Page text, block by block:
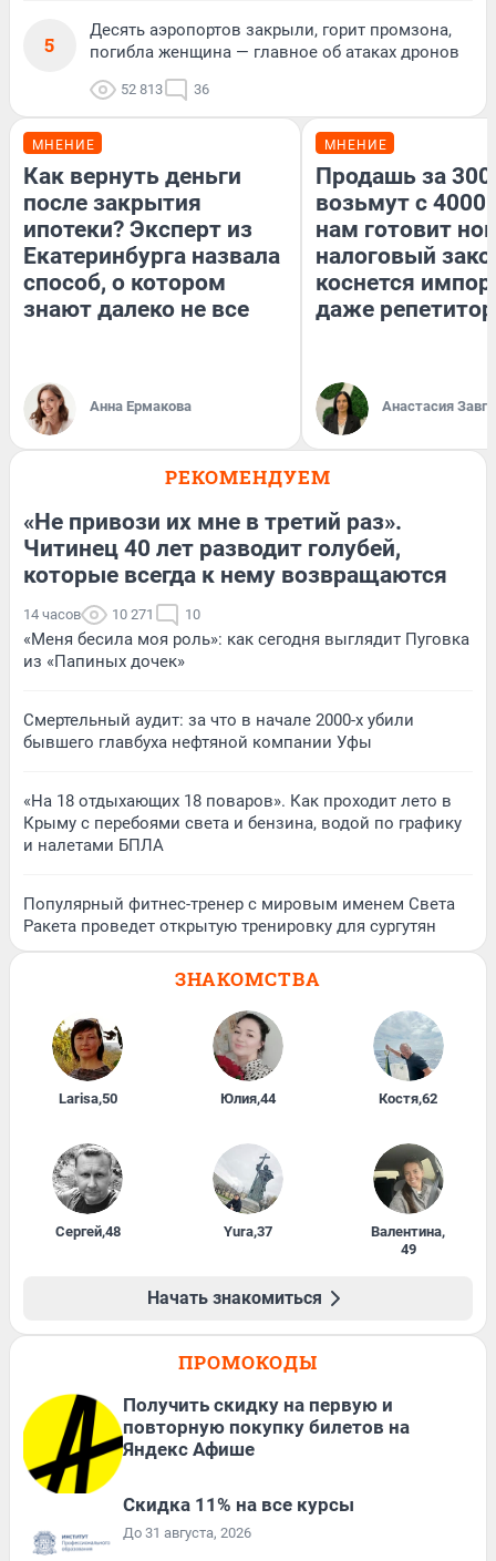
5
Десять аэропортов закрыли, горит промзона,
погибла женщина — главное об атаках дронов
52 813 36
МНЕНИЕ
Как вернуть деньги
после закрытия
ипотеки? Эксперт из
Екатеринбурга назвала
способ, о котором
знают далеко не все
Анна Ермакова
МНЕНИЕ
Продашь за
возьмут с
нам готовит
налоговый
коснется
даже
Анастасия
РЕКОМЕНДУЕМ
«Не привози их мне в третий раз».
Читинец 40 лет разводит голубей,
которые всегда к нему возвращаются
14 часов 10 271 10
«Меня бесила моя роль»: как сегодня выглядит Пуговка
из «Папиных дочек»
Смертельный аудит: за что в начале 2000-х убили
бывшего главбуха нефтяной компании Уфы
«На 18 отдыхающих 18 поваров». Как проходит лето в
Крыму с перебоями света и бензина, водой по графику
и налетами БПЛА
Популярный фитнес-тренер с мировым именем Света
Ракета проведет открытую тренировку для сургутян
ЗНАКОМСТВА
Larisa,50 Юлия,44 Костя,62
Сергей,48 Yura,37 Валентина,
49
Начать знакомиться
ПРОМОКОДЫ
Получить скидку на первую и
повторную покупку билетов на
Яндекс Афише
Скидка 11% на все курсы
До 31 августа, 2026